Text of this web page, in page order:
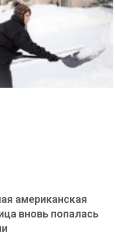
американская
вновь попалась